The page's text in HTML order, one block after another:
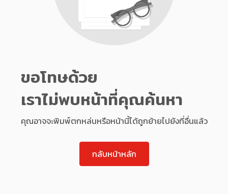
ขอโทษด้วย
เราไม่พบหน้าที่คุณค้นหา
คุณอาจจะพิมพ์ตกหล่นหรือหน้านี้ได้ถูกย้ายไปยังที่อื่นแล้ว
กลับหน้าหลัก